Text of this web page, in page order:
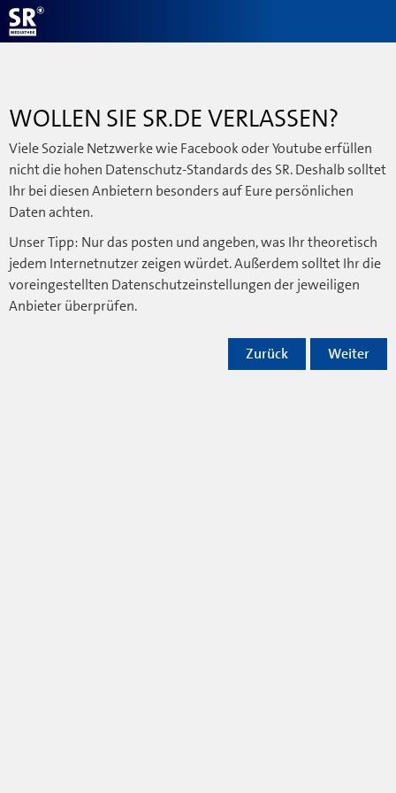
WOLLEN SIE SR.DE VERLASSEN?
Viele Soziale Netzwerke wie Facebook oder Youtube erfüllen
nicht die hohen Datenschutz-Standards des SR. Deshalb solltet
Ihr bei diesen Anbietern besonders auf Eure persönlichen
Daten achten.
Unser Tipp: Nur das posten und angeben, was Ihr theoretisch
jedem Internetnutzer zeigen würdet. Außerdem solltet Ihr die
voreingestellten Datenschutzeinstellungen der jeweiligen
Anbieter überprüfen.
Weiter
Zurück